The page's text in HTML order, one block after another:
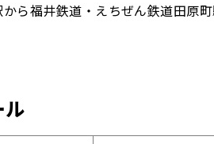
ら福井鉄道・えちぜん鉄道田原町
ル